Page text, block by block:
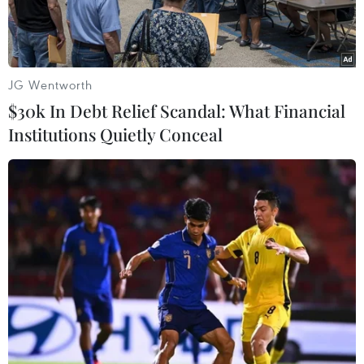
Một sản phẩm chip bán dẫn của TSMC. (Ảnh: VCG)
Ngày 19/10, Tập đoàn sản xuất chip bán dẫn
TSMC của Đài Loan (Trung Quốc) cho biết lợi
nhuận của hãng này đã giảm 25% trong quý 3
vừa qua nhưng nhu cầu đối với các sản phẩm
chip bán dẫn tiên tiến dành cho các ứng dụng
JG Wentworth
$30k In Debt Relief Scandal: What Financial
Institutions Quietly Conceal